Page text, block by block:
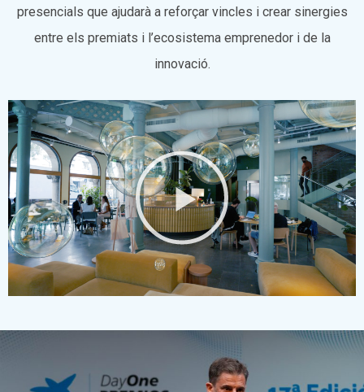
presencials que ajudarà a reforçar vincles i crear sinergies
entre els premiats i l’ecosistema emprenedor i de la
innovació.